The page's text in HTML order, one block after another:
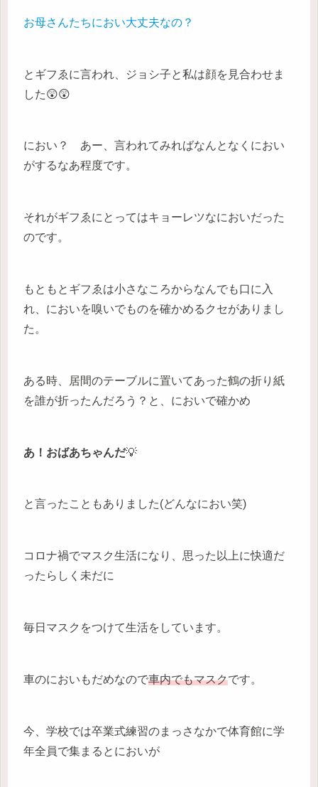
お母さんたちにおい大丈夫なの？
とギフゑに言われ、ジョシ子と私は顔を見合わせま
した😲😲
におい？ あー、言われてみればなんとなくにおい
がするなあ程度です。
それがギフゑにとってはキョーレツなにおいだった
のです。
もともとギフゑは小さなころからなんでも口に入
れ、においを嗅いでものを確かめるクセがありまし
た。
ある時、居間のテーブルに置いてあった鶴の折り紙
を誰が折ったんだろう？と、においで確かめ
あ！おばあちゃんだ💡
と言ったこともありました(どんなにおい笑)
コロナ禍でマスク生活になり、思った以上に快適だ
ったらしく未だに
毎日マスクをつけて生活をしています。
車のにおいもだめなので車内でもマスクです。
今、学校では卒業式練習のまっさなかで体育館に学
年全員で集まるとにおいが